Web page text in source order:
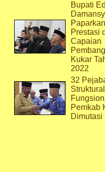
Bupati
Paparkan
Prestasi
Capaian
Kukar
2022
32
Pemkab
Dimutasi